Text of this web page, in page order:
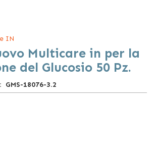
IN
Multicare in per la
del Glucosio 50 Pz.
GMS-18076-3.2